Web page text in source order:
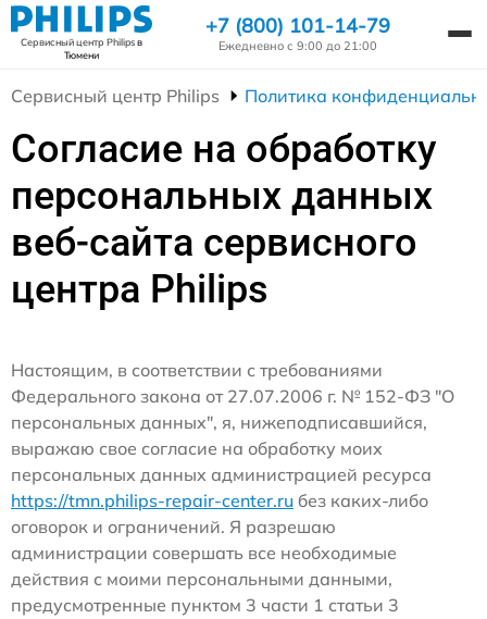
Сервисный центр Philipsв
Тюмени
+7 (800) 101-14-79
Ежедневно с 9:00 до 21:00
Сервисный центр Philips Политика
Согласие на обработку
персональных данных
веб-сайта сервисного
центра Philips
Настоящим, в соответствии с требованиями
Федерального закона от 27.07.2006 г. № 152-ФЗ "О
персональных данных", я, нижеподписавшийся,
выражаю свое согласие на обработку моих
персональных данных администрацией ресурса
https://tmn.philips-repair-center.ru без каких-либо
оговорок и ограничений. Я разрешаю
администрации совершать все необходимые
действия с моими персональными данными,
предусмотренные пунктом 3 части 1 статьи 3